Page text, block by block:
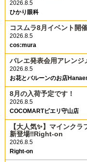
2026.8.5
ひかり眼科
コスムラ8月イベント開
2026.8.5
cos:mura
バレエ発表会用アレンジ
2026.8.5
お花とバルーンのお店
8月の入荷予定です！
2026.8.5
COCOMARTピエリ守山店
【大人気✨️】マインク
新登場‼️Right-on
2026.8.5
Right-on